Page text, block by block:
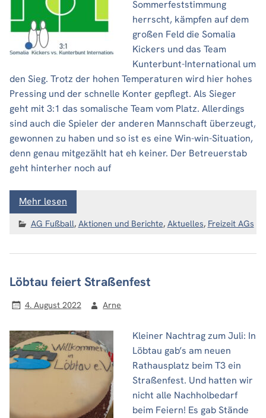
Sommerfeststimmung
herrscht, kämpfen auf dem
großen Feld die Somalia
Kickers und das Team
Kunterbunt-International um
den Sieg. Trotz der hohen Temperaturen wird hier hohes
Pressing und der schnelle Konter gepflegt. Als Sieger
geht mit 3:1 das somalische Team vom Platz. Allerdings
sind auch die Spieler der anderen Mannschaft überzeugt,
gewonnen zu haben und so ist es eine Win-win-Situation,
denn genau mitgezählt hat eh keiner. Der Betreuerstab
geht hinterher noch auf
Mehr lesen
AG Fußball, Aktionen und Berichte, Aktuelles, Freizeit AGs
Löbtau feiert Straßenfest
4. August 2022 Arne
Kleiner Nachtrag zum Juli: In
Löbtau gab’s am neuen
Rathausplatz beim T3 ein
Straßenfest. Und hatten wir
nicht alle Nachholbedarf
beim Feiern! Es gab Stände